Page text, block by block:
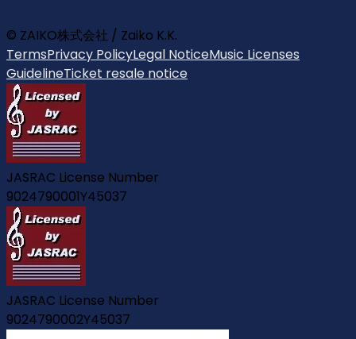
© ZAIKO株式会社 / Zaiko K.K.
TermsPrivacy PolicyLegal NoticeMusic Licenses
GuidelineTicket resale notice
JASRAC License Number
9024790001Y45037
JASRAC License Number
9024790002Y45037